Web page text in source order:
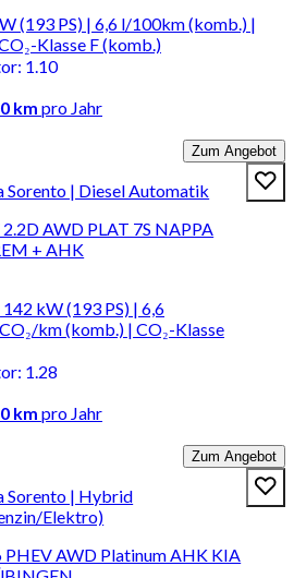
(193 PS) | 6,6 l/100km (komb.) |
Klasse F (komb.)
: 1.10
km pro Jahr
Zum Angebot
Sorento | Diesel Automatik
2.2D AWD PLAT 7S NAPPA
+ AHK
kW (193 PS) | 6,6
km (komb.) | CO₂-Klasse
: 1.28
km pro Jahr
Zum Angebot
Sorento | Hybrid
Elektro)
PHEV AWD Platinum AHK KIA